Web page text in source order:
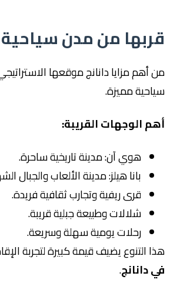
قربها من مدن سياحية
من أهم مزايا دانانج موقعها
سياحية مميزة.
أهم الوجهات القريبة:
هوي آن: مدينة تاريخية ساحرة.
بانا هيلز: مدينة الألعاب والجبال
قرى ريفية وتجارب ثقافية فريدة.
شلالات وطبيعة جبلية قريبة.
رحلات يومية سهلة وسريعة.
هذا التنوع يضيف قيمة كبيرة لتجربة
في دانانج.